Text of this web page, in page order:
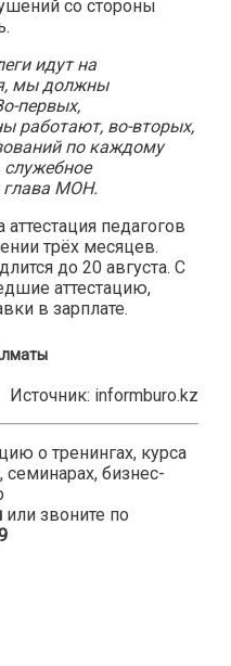
со стороны
идут на
мы должны
первых,
работают, во-вторых,
по каждому
глава МОН.
педагогов
трёх месяцев.
до 20 августа. С
аттестацию,
в зарплате.
Источник: informburo.kz
о тренингах, курса
бизнес-
или звоните по